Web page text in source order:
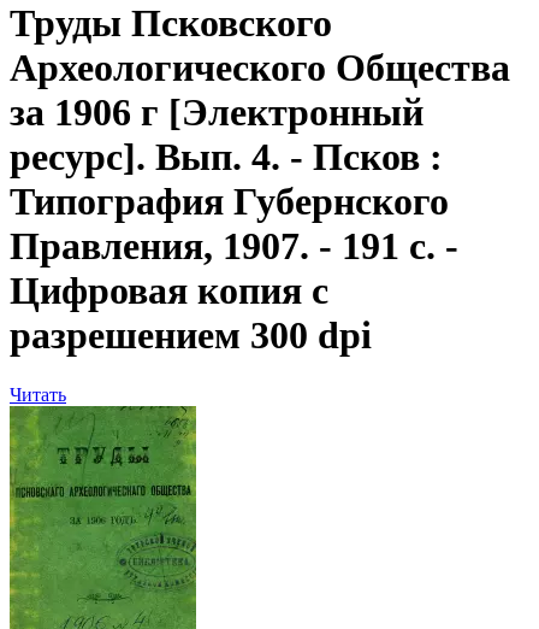
Труды Псковского
Археологического Общества
за 1906 г [Электронный
ресурс]. Вып. 4. - Псков :
Типография Губернского
Правления, 1907. - 191 с. -
Цифровая копия с
разрешением 300 dpi
Читать